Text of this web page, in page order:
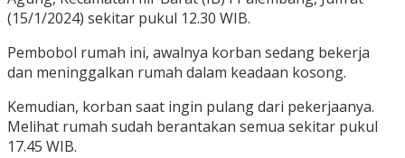
(15/1/2024) sekitar pukul 12.30 WIB.
Pembobol rumah ini, awalnya korban sedang bekerja
dan meninggalkan rumah dalam keadaan kosong.
Kemudian, korban saat ingin pulang dari pekerjaanya.
Melihat rumah sudah berantakan semua sekitar pukul
17.45 WIB.